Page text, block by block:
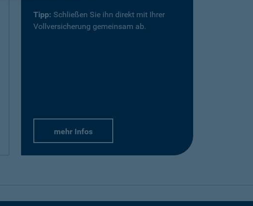
Tipp: Schließen Sie ihn direkt mit Ihrer
Vollversicherung gemeinsam ab.
mehr Infos